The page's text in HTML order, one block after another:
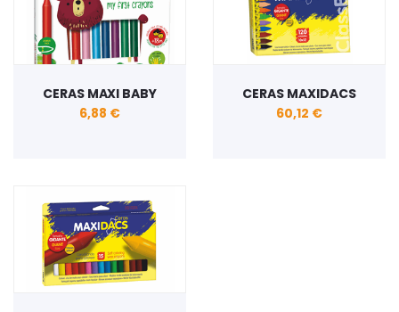
CERAS MAXI BABY
6,88 €
CERAS MAXIDACS
60,12 €